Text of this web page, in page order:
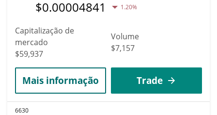
$0.00004841 1.20%
Capitalização de
mercado
$59,937
Volume
$7,157
Mais informação Trade
6630